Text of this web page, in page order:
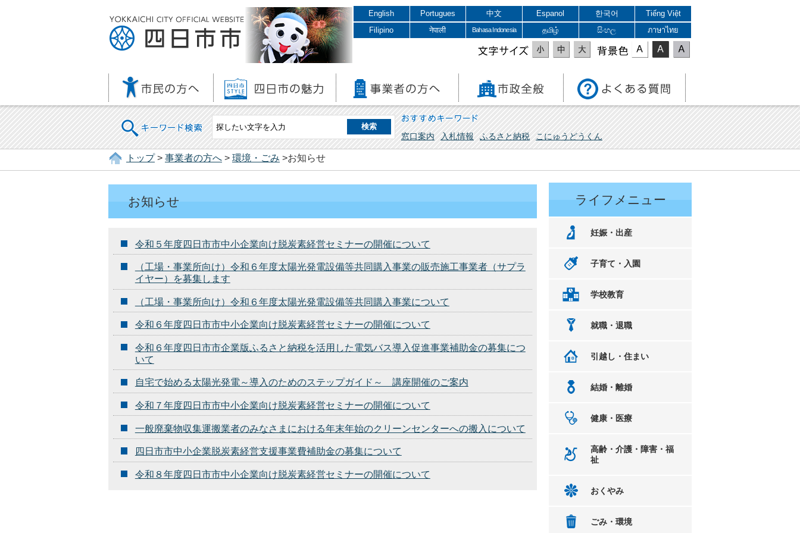
English Portugues 中文 Espanol 한국어
Tiếng Việt
Filipino
नेपाली Bahasa Indonesia தமிழ் සිංහල ภาษาไทย
文字サイズ 表示色
キーワード検索 おすすめキーワード
窓口案内 入札情報 ふるさと納税 こにゅうどうくん
トップ> 事業者の方へ > 環境・ごみ >お知らせ
お知らせ
令和５年度四日市市中小企業向け脱炭素経営セミナーの開催について
（工場・事業所向け）令和６年度太陽光発電設備等共同購入事業の販売施工事業者（サプラ
イヤー）を募集します
（工場・事業所向け）令和６年度太陽光発電設備等共同購入事業について
令和６年度四日市市中小企業向け脱炭素経営セミナーの開催について
令和６年度四日市市企業版ふるさと納税を活用した電気バス導入促進事業補助金の募集につ
いて
自宅で始める太陽光発電～導入のためのステップガイド～ 講座開催のご案内
令和７年度四日市市中小企業向け脱炭素経営セミナーの開催について
一般廃棄物収集運搬業者のみなさまにおける年末年始のクリーンセンターへの搬入について
四日市市中小企業脱炭素経営支援事業費補助金の募集について
令和８年度四日市市中小企業向け脱炭素経営セミナーの開催について
ライフメニュー
妊娠・出産
子育て・入園
学校教育
就職・退職
引越し・住まい
結婚・離婚
健康・医療
高齢・介護・障害・福
祉
おくやみ
ごみ・環境